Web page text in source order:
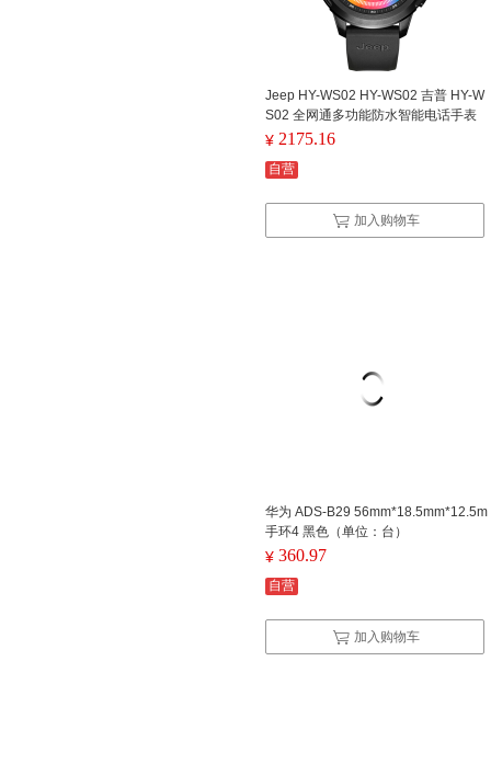
Jeep HY-WS02 HY-WS02 吉普 HY-W
S02 全网通多功能防水智能电话手表
黑色 （单位：个） (单位：个)
¥ 2175.16
自营
加入购物车
华为 ADS-B29 56mm*18.5mm*12.5m
手环4 黑色（单位：台）
¥ 360.97
自营
加入购物车